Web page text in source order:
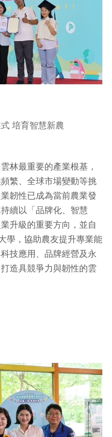
培育智慧新農
林最重要的產業根基，
繁、全球市場變動等挑
韌性已成為當前農業發
續以「品牌化、智慧
升級的重要方向，並自
學，協助農友提升專業能
技應用、品牌經營及永
造具競爭力與韌性的雲